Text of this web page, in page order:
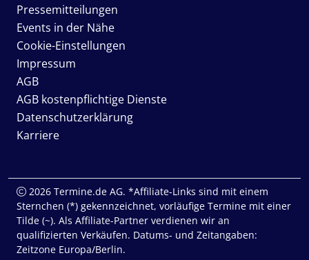
Pressemitteilungen
Events in der Nähe
Cookie-Einstellungen
Impressum
AGB
AGB kostenpflichtige Dienste
Datenschutzerklärung
Karriere
2026 Termine.de AG. *Affiliate-Links sind mit einem
Sternchen (*) gekennzeichnet, vorläufige Termine mit einer
Tilde (~). Als Affiliate-Partner verdienen wir an
qualifizierten Verkäufen. Datums- und Zeitangaben:
Zeitzone Europa/Berlin.